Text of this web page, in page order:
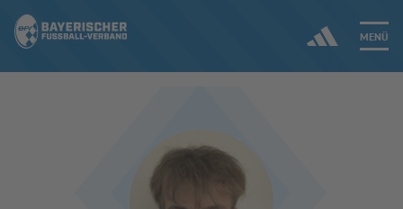
MENÜ
ERGEBNISSE & WETTBEWERBE